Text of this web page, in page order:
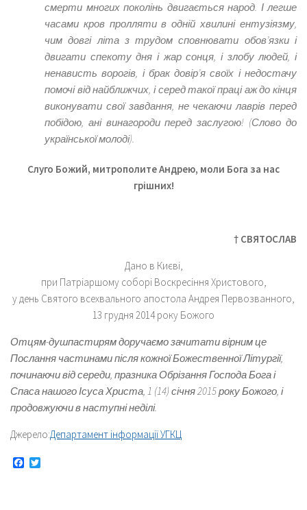
смерти многих поколінь двигається народ. І легше
часами кров пролляти в одній хвилині ентузіязму,
чим довгі літа з трудом сповнювати обов’язки і
двигати спекоту дня і жар сонця, і злобу людей, і
ненависть ворогів, і брак довір’я своїх і недостачу
помочі від найближчих, і серед такої праці аж до кінця
виконувати свої завдання, не чекаючи лаврів перед
побідою, ані винагороди перед заслугою! (Слово до
української молоді).
Слуго Божий, митрополите Андрею, моли Бога за нас
грішних!
† СВЯТОСЛАВ
Дано в Києві,
при Патріаршому соборі Воскресіння Христового,
у день Святого всехвального апостола Андрея Первозванного,
13 грудня 2014 року Божого
Отцям-душпастирям доручаємо зачитати вірним це
Послання частинами після кожної Божественної Літургії,
починаючи від середи, празника Обрізання Господа Бога і
Спаса нашого Ісуса Христа, 1 (14) січня 2015 року Божого, і
продовжуючи в наступні неділі.
Джерело:Департамент інформації УГКЦ
Facebook